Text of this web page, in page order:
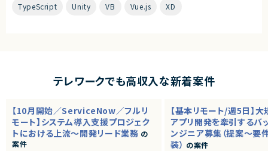
TypeScript Unity VB Vue.js XD
テレワークでも高収入な新着案件
【10月開始／ServiceNow／フルリ
モート】システム導入支援プロジェク
トにおける上流～開発リード業務 の
案件
【基本リモート/週5日】
アプリ開発を牽引するバ
ンジニア募集（提案～要
装） の案件